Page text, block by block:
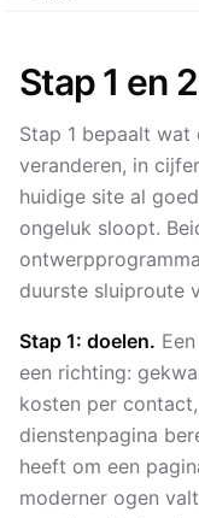
Stap 1 en
Stap 1 bepaalt
veranderen, in
huidige site al
ongeluk sloopt.
duurste sluiproute
Stap 1: doelen.
een richting:
kosten per
dienstenpagina
heeft om een
moderner ogen